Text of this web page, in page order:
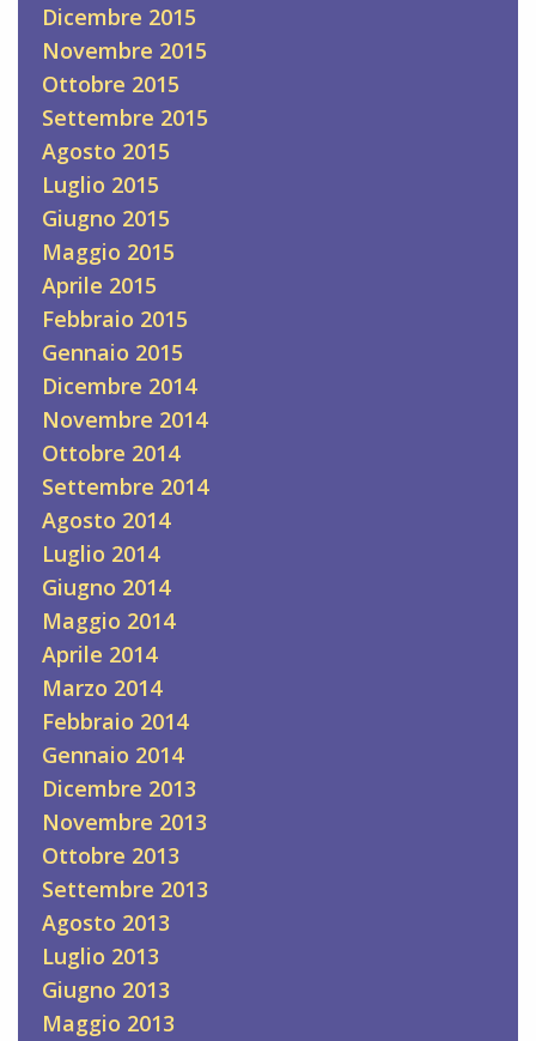
Dicembre 2015
Novembre 2015
Ottobre 2015
Settembre 2015
Agosto 2015
Luglio 2015
Giugno 2015
Maggio 2015
Aprile 2015
Febbraio 2015
Gennaio 2015
Dicembre 2014
Novembre 2014
Ottobre 2014
Settembre 2014
Agosto 2014
Luglio 2014
Giugno 2014
Maggio 2014
Aprile 2014
Marzo 2014
Febbraio 2014
Gennaio 2014
Dicembre 2013
Novembre 2013
Ottobre 2013
Settembre 2013
Agosto 2013
Luglio 2013
Giugno 2013
Maggio 2013